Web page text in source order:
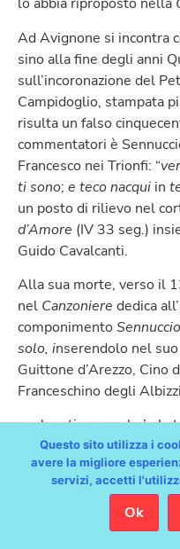
Ad Avignone si incontra
sino alla fine degli anni
sull’incoronazione del
Campidoglio, stampata
risulta un falso
commentatori è
Francesco nei Trionfi: “
tisono; e teconacqui in
un posto di rilievo nel
d’Amore (IV 33 seg.)
Guido Cavalcanti.
Alla sua morte, verso il
nel Canzoniere dedica
componimento
solo, inserendolo nel suo
Guittone d’Arezzo, Cino
Franceschino degli
ma ben ti prego che’n
et messer Cino, et
tutta quella schiera.
Dantisti a
Questo sito utilizza i
avere la migliore
servizi, accetti
Ok